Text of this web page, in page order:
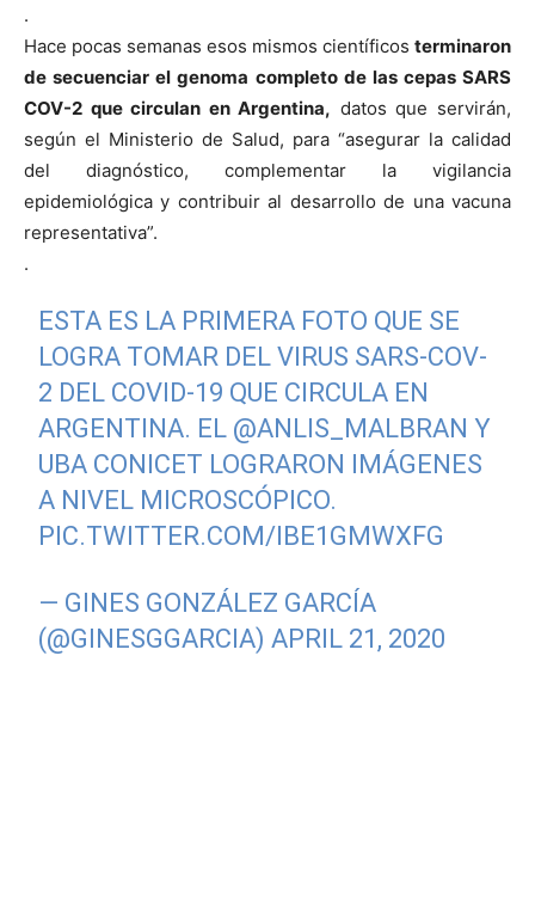
.
Hace pocas semanas esos mismos científicos terminaron
de secuenciar el genoma completo de las cepas SARS
COV-2 que circulan en Argentina, datos que servirán,
según el Ministerio de Salud, para “asegurar la calidad
del diagnóstico, complementar la vigilancia
epidemiológica y contribuir al desarrollo de una vacuna
representativa”.
.
ESTA ES LA PRIMERA FOTO QUE SE
LOGRA TOMAR DEL VIRUS SARS-COV-
2 DEL COVID-19 QUE CIRCULA EN
ARGENTINA. EL @ANLIS_MALBRAN Y
UBA CONICET LOGRARON IMÁGENES
A NIVEL MICROSCÓPICO.
PIC.TWITTER.COM/IBE1GMWXFG
— GINES GONZÁLEZ GARCÍA
(@GINESGGARCIA)APRIL 21, 2020